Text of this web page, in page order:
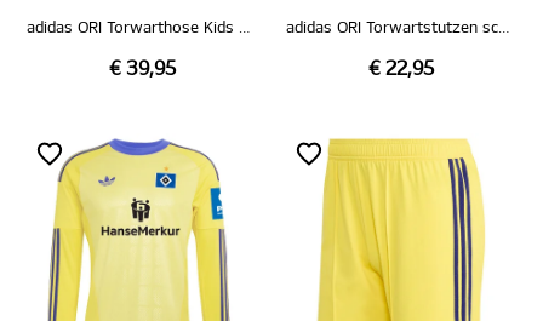
adidas ORI Torwarthose Kids schwarz 26/27
€ 39,95
adidas ORI Torwartstutzen schwarz 26/27
€ 22,95